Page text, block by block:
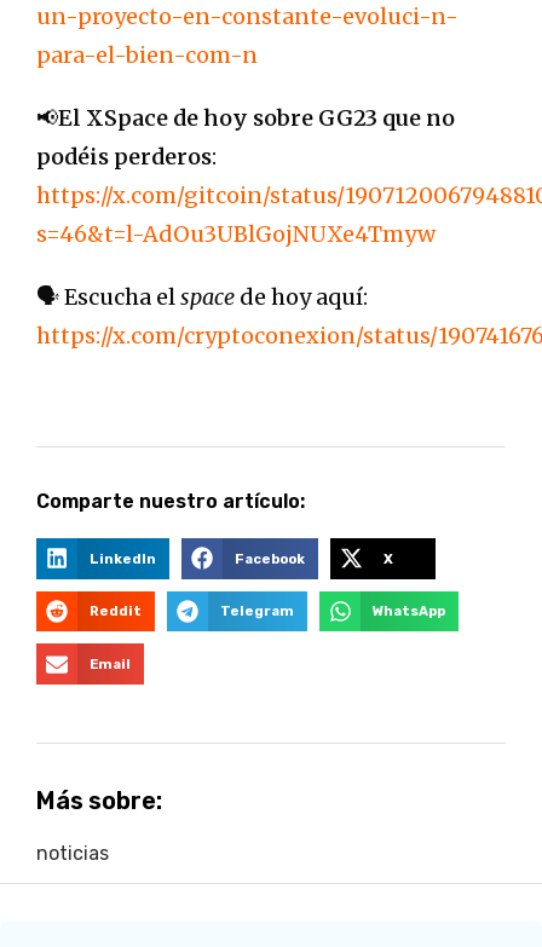
un-proyecto-en-constante-evoluci-n-
para-el-bien-com-n
📢El XSpace de hoy sobre GG23 que no
podéis perderos:
https://x.com/gitcoin/status/
s=46&t=l-AdOu3UBlGojNUXe4Tmyw
🗣️ Escucha elspace de hoy aquí:
https://x.com/cryptoconexion/status/
Comparte nuestro artículo:
LinkedIn Facebook X
Reddit Telegram WhatsApp
Email
Más sobre:
noticias